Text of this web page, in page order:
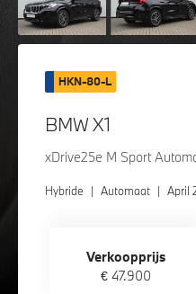
HKN-80-L
BMW X1
xDrive25e M Sport
Hybride | Automaat | April
Verkoopprijs
€ 47.900